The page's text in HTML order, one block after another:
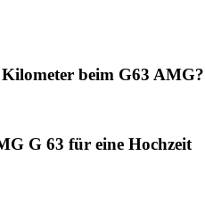
beim G63 AMG?
G 63 für eine Hochzeit